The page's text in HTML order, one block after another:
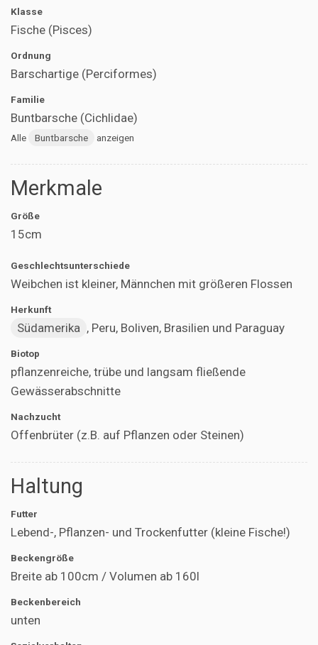
Klasse
Fische (Pisces)
Ordnung
Barschartige (Perciformes)
Familie
Buntbarsche (Cichlidae)
Alle Buntbarsche anzeigen
Merkmale
Größe
15cm
Geschlechtsunterschiede
Weibchen ist kleiner, Männchen mit größeren Flossen
Herkunft
Südamerika , Peru, Boliven, Brasilien und Paraguay
Biotop
pflanzenreiche, trübe und langsam fließende
Gewässerabschnitte
Nachzucht
Offenbrüter (z.B. auf Pflanzen oder Steinen)
Haltung
Futter
Lebend-, Pflanzen- und Trockenfutter (kleine Fische!)
Beckengröße
Breite ab 100cm / Volumen ab 160l
Beckenbereich
unten